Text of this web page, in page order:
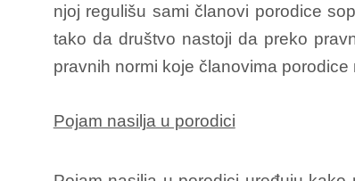
njoj regulišu sami članovi porodice
tako da društvo nastoji da preko
pravnih normi koje članovima
Pojam nasilja u porodici